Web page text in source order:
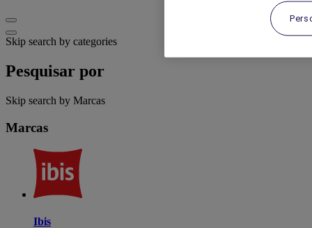
Skip search by categories
Pesquisar por
Skip search by Marcas
Marcas
Ibis